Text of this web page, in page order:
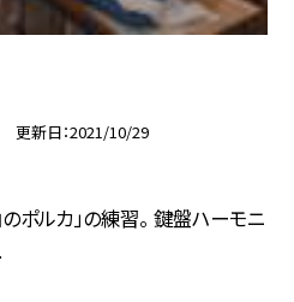
更新日 2021/10/29
ポルカ」の練習。 鍵盤ハーモニ